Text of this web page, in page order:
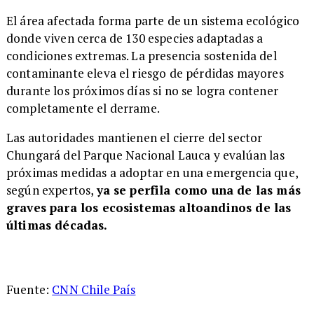
El área afectada forma parte de un sistema ecológico
donde viven cerca de 130 especies adaptadas a
condiciones extremas. La presencia sostenida del
contaminante eleva el riesgo de pérdidas mayores
durante los próximos días si no se logra contener
completamente el derrame.
Las autoridades mantienen el cierre del sector
Chungará del Parque Nacional Lauca y evalúan las
próximas medidas a adoptar en una emergencia que,
según expertos,ya se perfila como una de las más
graves para los ecosistemas altoandinos de las
últimas décadas.
Fuente: CNN Chile País